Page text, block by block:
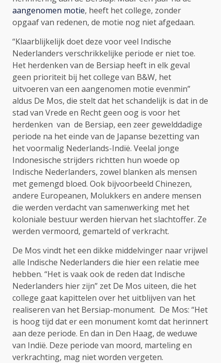
aangenomen motie, heeft het college, zonder
opgaaf van redenen, de motie nog niet afgedaan.
“Klaarblijkelijk doet deze voor veel Indische
Nederlanders verschrikkelijke periode er niet toe.
Het herdenken van de Bersiap heeft in elk geval
geen prioriteit bij het college van B&W, het
uitvoeren van een aangenomen motie evenmin”
aldus De Mos, die stelt dat het schandelijk is dat in de
stad van Vrede en Recht geen oog is voor het
herdenken van de Bersiap, een zeer gewelddadige
periode na het einde van de Japanse bezetting van
het voormalig Nederlands-Indië. Veelal jonge
Indonesische strijders richtten hun woede op
Indische Nederlanders, zowel blanken als mensen
met gemengd bloed. Ook bijvoorbeeld Chinezen,
andere Europeanen, Molukkers en andere mensen
die werden verdacht van samenwerking met het
koloniale bestuur werden hiervan het slachtoffer. Ze
werden vermoord, gemarteld of verkracht.
De Mos vindt het een dikke middelvinger naar vrijwel
alle Indische Nederlanders die hier een relatie mee
hebben. “Het is vaak ook de reden dat Indische
Nederlanders hier zijn” zet De Mos uiteen, die het
college gaat kapittelen over het uitblijven van het
realiseren van het Bersiap-monument. De Mos: “Het
is hoog tijd dat er een monument komt dat herinnert
aan deze periode. En dan in Den Haag, de weduwe
van Indië. Deze periode van moord, marteling en
verkrachting, mag niet worden vergeten.